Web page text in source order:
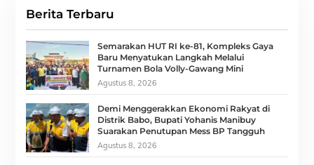
Berita Terbaru
Semarakan HUT RI ke-81, Kompleks Gaya
Baru Menyatukan Langkah Melalui
Turnamen Bola Volly-Gawang Mini
Agustus 8, 2026
Demi Menggerakkan Ekonomi Rakyat di
Distrik Babo, Bupati Yohanis Manibuy
Suarakan Penutupan Mess BP Tangguh
Agustus 8, 2026